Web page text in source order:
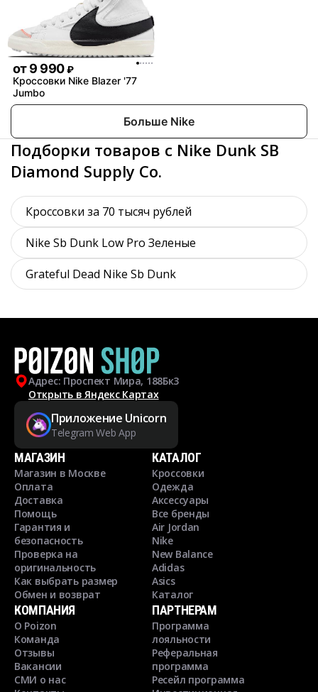
от9 990 ₽
Кроссовки Nike Blazer '77
Jumbo
Больше Nike
Подборки товаров с Nike Dunk SB
Diamond Supply Co.
Кроссовки за 70 тысяч рублей
Nike Sb Dunk Low Pro Зеленые
Grateful Dead Nike Sb Dunk
Адрес: Проспект Мира, 188Бк3
Открыть в Яндекс Картах
Приложение Unicorn
Telegram Web App
МАГАЗИН
Магазин в Москве
Оплата
Доставка
Помощь
Гарантия и
безопасность
Проверка на
оригинальность
Как выбрать размер
Обмен и возврат
КАТАЛОГ
Кроссовки
Одежда
Аксессуары
Все бренды
Air Jordan
Nike
New Balance
Adidas
Asics
Каталог
КОМПАНИЯ
О Poizon
Команда
Отзывы
Вакансии
СМИ о нас
ПАРТНЕРАМ
Программа
лояльности
Реферальная
программа
Ресейл программа